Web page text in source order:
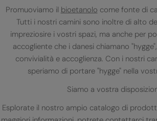
Promuoviamo il bioetanolo come fonte di
Tutti i nostri camini sono inoltre di alto
impreziosire i vostri spazi, ma anche per
accogliente che i danesi chiamano
convivialità e accoglienza. Con i nostri
speriamo di portare "hygge" nella
Siamo a vostra
Esplorate il nostro ampio catalogo di